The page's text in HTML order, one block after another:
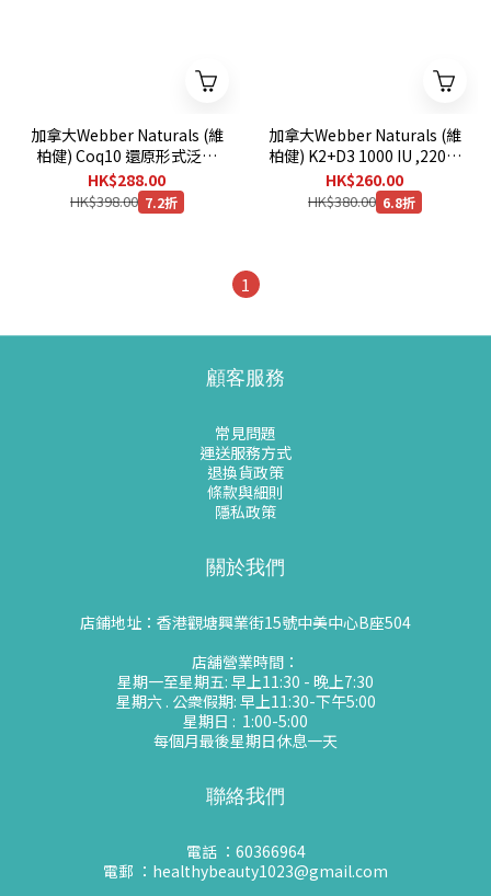
加拿大Webber Naturals (維
柏健) Coq10 還原形式泛醇
輔酶100毫克, 100粒膠囊 [有
效日期：02/2030]
HK$288.00
HK$398.00 7.2折
加拿大Webber Naturals (維
柏健) K2+D3 1000 IU ,220粒
膠囊 [有效日期：01/2029 ]
HK$260.00
HK$380.00 6.8折
1
顧客服務
常見問題
運送服務方式
退換貨政策
條款與細則
隱私政策
關於我們
店鋪地址：香港觀塘興業街15號中美中心B座504
店舖營業時間：
星期一至星期五: 早上11:30 - 晚上7:30
星期六 . 公衆假期: 早上11:30-下午5:00
星期日 : 1:00-5:00
每個月最後星期日休息一天
聯絡我們
電話 ：60366964
電郵 ：healthybeauty1023@gmail.com